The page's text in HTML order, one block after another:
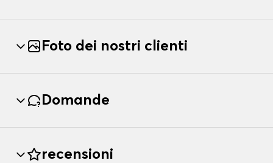
Foto dei nostri clienti
Domande
recensioni